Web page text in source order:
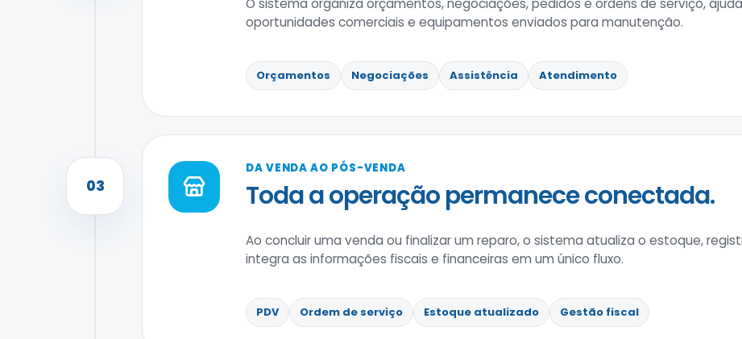
oportunidades comerciais e equipamentos enviados para manutenção.
Orçamentos Negociações Assistência Atendimento
03
DA VENDA AO PÓS-VENDA
Toda a operação permanece conectada.
Ao concluir uma venda ou finalizar um reparo, o sistema atualiza o estoque,
integra as informações fiscais e financeiras em um único fluxo.
PDV Ordem de serviço Estoque atualizado Gestão fiscal